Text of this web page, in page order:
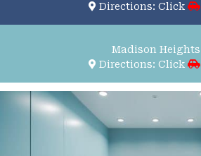
Directions: Click
Madison
Directions: Click